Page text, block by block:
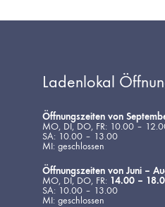
Ladenlokal
Öffnungszeiten von
MO, DI, DO, FR: 10.00 –
SA: 10.00 – 13.00
MI: geschlossen
Öffnungszeiten von Juni –
MO, DI, DO, FR: 14.00 –
SA: 10.00 – 13.00
MI: geschlossen